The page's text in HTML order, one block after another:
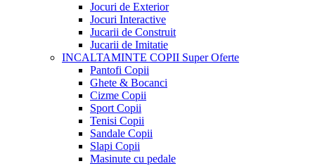
Jocuri de Exterior
Jocuri Interactive
Jucarii de Construit
Jucarii de Imitatie
INCALTAMINTE COPII Super Oferte
Pantofi Copii
Ghete & Bocanci
Cizme Copii
Sport Copii
Tenisi Copii
Sandale Copii
Slapi Copii
Masinute cu pedale